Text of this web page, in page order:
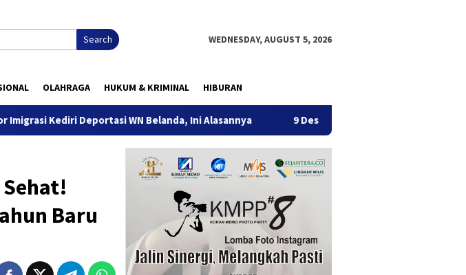
Search WEDNESDAY, AUGUST 5, 2026
OLAHRAGA HUKUM & KRIMINAL HIBURAN
Deportasi WN Belanda, Ini Alasannya 9 Desa di 6 Kecamatan Tulungagung Alami
Baru